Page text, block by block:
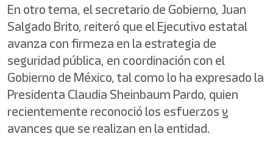
En otro tema, el secretario de Gobierno, Juan
Salgado Brito, reiteró que el Ejecutivo estatal
avanza con firmeza en la estrategia de
seguridad pública, en coordinación con el
Gobierno de México, tal como lo ha expresado la
Presidenta Claudia Sheinbaum Pardo, quien
recientemente reconoció los esfuerzos y
avances que se realizan en la entidad.